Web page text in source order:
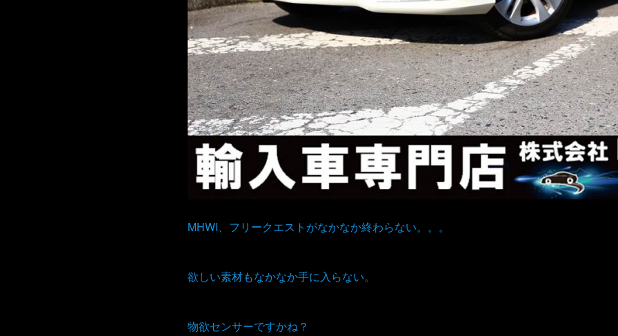
MHWI、フリークエストがなかなか終わらない。。。
欲しい素材もなかなか手に入らない。
物欲センサーですかね？